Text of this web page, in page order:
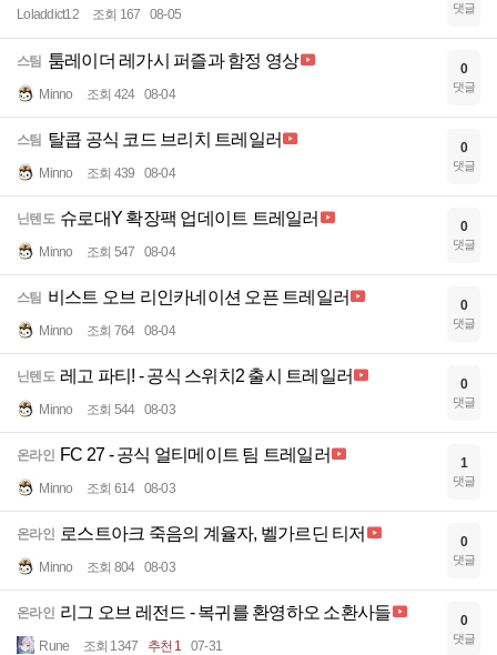
Loladdict12 조회 167 08-05 댓글
스팀 툼레이더 레가시 퍼즐과 함정 영상
Minno 조회 424 08-04
0
댓글
스팀 탈콥 공식 코드 브리치 트레일러
Minno 조회 439 08-04
0
댓글
닌텐도 슈로대Y 확장팩 업데이트 트레일러
Minno 조회 547 08-04
0
댓글
스팀 비스트 오브 리인카네이션 오픈 트레일러
Minno 조회 764 08-04
0
댓글
닌텐도 레고 파티! - 공식 스위치2 출시 트레일러
Minno 조회 544 08-03
0
댓글
온라인 FC 27 - 공식 얼티메이트 팀 트레일러
Minno 조회 614 08-03
1
댓글
온라인 로스트아크 죽음의 계율자, 벨가르딘 티저
Minno 조회 804 08-03
0
댓글
온라인 리그 오브 레전드 - 복귀를 환영하오 소환사들
Rune 조회 1347 추천 1 07-31
0
댓글